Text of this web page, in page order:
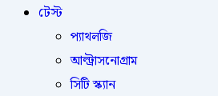
টেস্ট
প্যাথলজি
আল্ট্রাসনোগ্রাম
সিটি স্ক্যান